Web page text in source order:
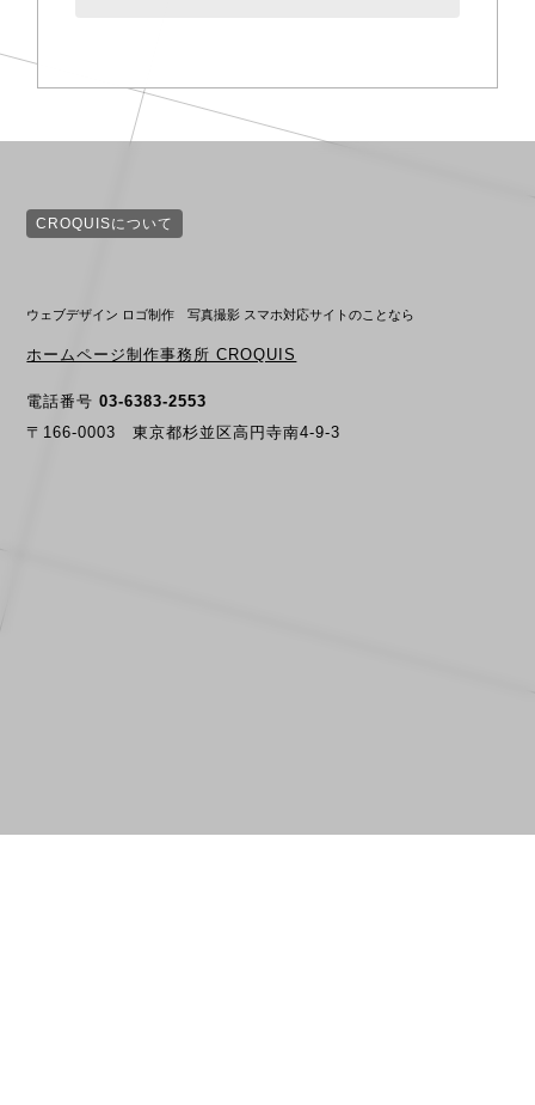
CROQUISについて
ウェブデザイン ロゴ制作 写真撮影 スマホ対応サイトのことなら
ホームページ制作事務所 CROQUIS
電話番号03-6383-2553
〒166-0003 東京都杉並区高円寺南4-9-3